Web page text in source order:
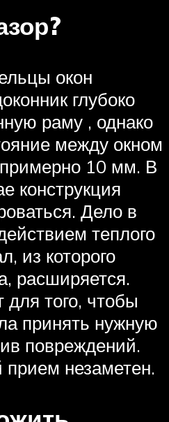
окон
глубоко
раму , однако
между окном
10 мм. В
конструкция
Дело в
теплого
из которого
расширяется.
для того, чтобы
принять нужную
повреждений.
прием незаметен.